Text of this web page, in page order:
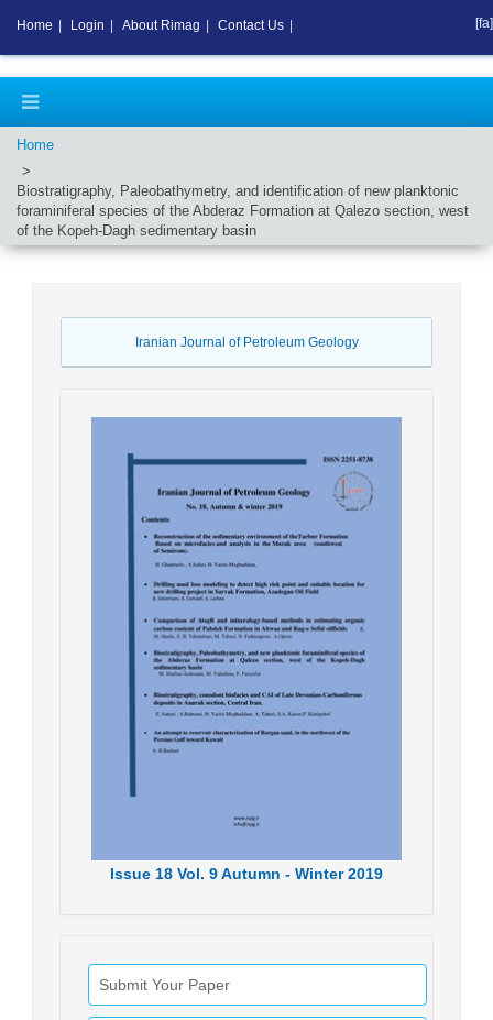
Home
Biostratigraphy, Paleobathymetry, and identification of new planktonic
foraminiferal species of the Abderaz Formation at Qalezo section, west
of the Kopeh-Dagh sedimentary basin
Iranian Journal of Petroleum Geology
Issue 18 Vol. 9Autumn - Winter 2019
Submit Your Paper
Home Login About Rimag Contact Us [fa]